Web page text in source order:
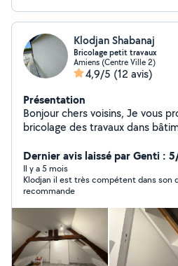
Klodjan Shabanaj
Bricolage petit travaux
Amiens (Centre Ville 2)
4,9/5 (12 avis)
Présentation
Bonjour chers voisins, Je vous
bricolage des travaux dans
ITE(Isolation Thermique
sont : De faire de cloison placo
poser les papier peint, peindre
extérieur, peinture décoratif,
extérieur : poser des
Dernier avis laissé par Genti :
Il y a 5 mois
Klodjan il est très compétent dans son
recommande